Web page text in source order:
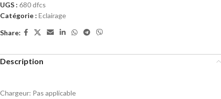
UGS : 680 dfcs
Catégorie : Eclairage
Share:
Description
Chargeur: Pas applicable